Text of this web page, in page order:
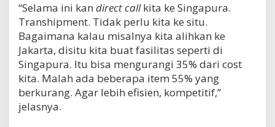
“Selama ini kan direct callkita ke Singapura.
Transhipment. Tidak perlu kita ke situ.
Bagaimana kalau misalnya kita alihkan ke
Jakarta, disitu kita buat fasilitas seperti di
Singapura. Itu bisa mengurangi 35% dari cost
kita. Malah ada beberapa item 55% yang
berkurang. Agar lebih efisien, kompetitif,”
jelasnya.